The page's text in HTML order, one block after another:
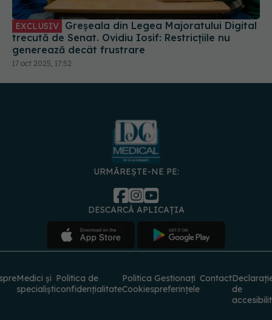
EXCLUSIV
trecută de Senat. Ovidiu Iosif: Restricțiile nu
generează decât frustrare
17 oct 2025, 17:52
URMĂREȘTE-NE PE:
DESCARCĂ APLICAȚIA
Medici și
specialiști
Politica de
confidențialitate
Politica
Cookies
Gestionați
preferințele
Contact
de